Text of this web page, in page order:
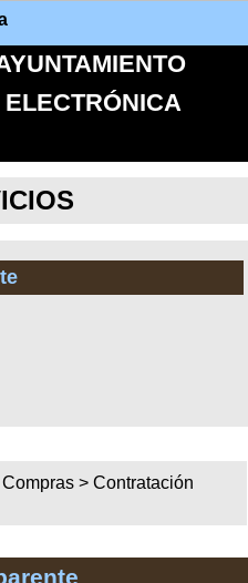
>Contratación